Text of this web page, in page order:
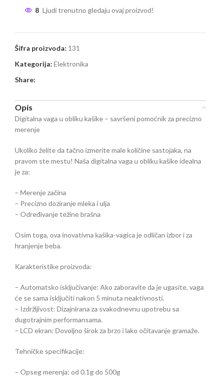
8 Ljudi trenutno gledaju ovaj proizvod!
Šifra proizvoda: 131
Kategorija: Elektronika
Share:
Opis
Digitalna vaga u obliku kašike – savršeni pomoćnik za precizno
merenje
Ukoliko želite da tačno izmerite male količine sastojaka, na
pravom ste mestu! Naša digitalna vaga u obliku kašike idealna
je za:
– Merenje začina
– Precizno doziranje mleka i ulja
– Određivanje težine brašna
Osim toga, ova inovativna kašika-vagica je odličan izbor i za
hranjenje beba.
Karakteristike proizvoda:
– Automatsko isključivanje: Ako zaboravite da je ugasite, vaga
će se sama isključiti nakon 5 minuta neaktivnosti.
– Izdržljivost: Dizajnirana za svakodnevnu upotrebu sa
dugotrajnim performansama.
– LCD ekran: Dovoljno širok za brzo i lako očitavanje gramaže.
Tehničke specifikacije:
– Opseg merenja: od 0.1g do 500g